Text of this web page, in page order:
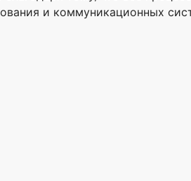
и коммуникационных